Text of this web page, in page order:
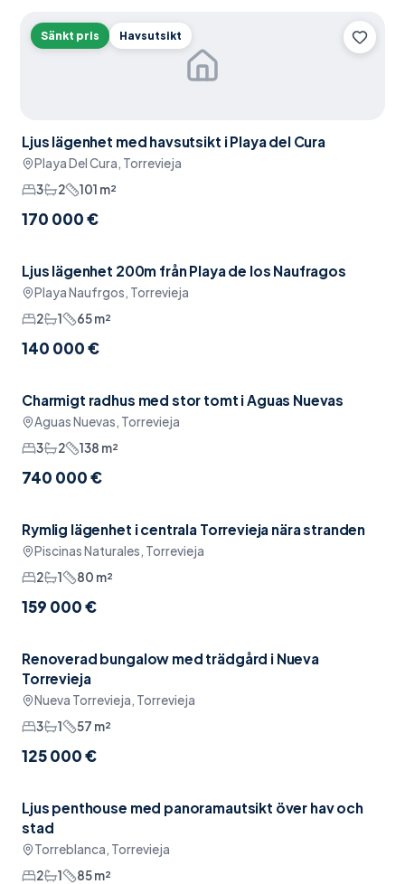
Sänkt pris Havsutsikt
Ljus lägenhet med havsutsikt i Playa del Cura
Playa Del Cura, Torrevieja
3
2 101 m²
170 000 €
Pool
Ljus lägenhet 200m från Playa de los Naufragos
Playa Naufrgos, Torrevieja
2
1 65m²
140 000 €
Möblerat
Charmigt radhus med stor tomt i Aguas Nuevas
Aguas Nuevas, Torrevieja
3
2 138 m²
740 000 €
Sänkt pris Pool
Rymlig lägenhet i centrala Torrevieja nära stranden
Piscinas Naturales, Torrevieja
2
1 80 m²
159 000 €
Möblerat
Renoverad bungalow med trädgård i Nueva
Torrevieja
Nueva Torrevieja, Torrevieja
3
1 57 m²
125 000 €
Pool
Ljus penthouse med panoramautsikt över hav och
stad
Torreblanca, Torrevieja
2
1 85m²